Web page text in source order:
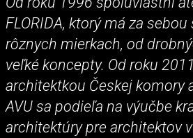
FLORIDA, ktorý má za
rôznych mierkach, od
veľké koncepty. Od roku
architektkou Českej komory
AVU sa podieľa na výučbe
architektúry pre architektov